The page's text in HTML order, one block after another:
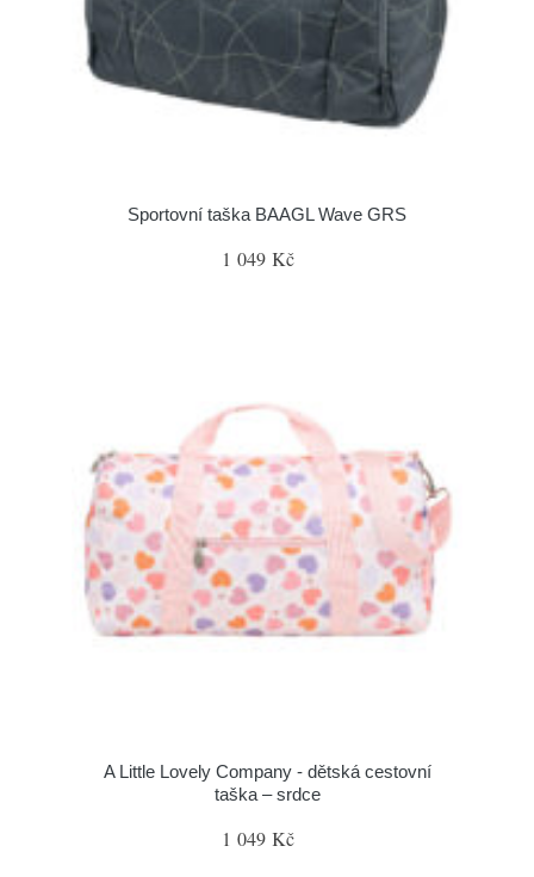
Sportovní taška BAAGL Wave GRS
1 049 Kč
A Little Lovely Company - dětská cestovní
taška – srdce
1 049 Kč